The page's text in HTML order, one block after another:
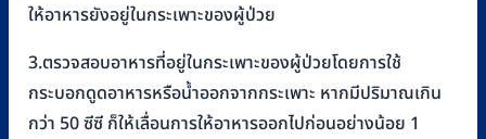
ให้อาหารยังอยู่ในกระเพาะของผู้ป่วย
3.ตรวจสอบอาหารที่อยู่ในกระเพาะของผู้ป่วยโดยการใช้
กระบอกดูดอาหารหรือน้ำออกจากกระเพาะ หากมีปริมาณเกิน
กว่า 50 ซีซี ก็ให้เลื่อนการให้อาหารออกไปก่อนอย่างน้อย 1